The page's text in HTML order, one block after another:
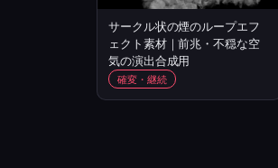
サークル状の煙のループエフ
ェクト素材｜前兆・不穏な空
気の演出合成用
確変・継続